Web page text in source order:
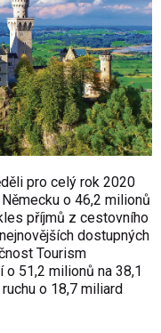
pro celý rok 2020
o 46,2 milionů
příjmů z cestovního
dostupných
Tourism
51,2 milionů na 38,1
o 18,7 miliard